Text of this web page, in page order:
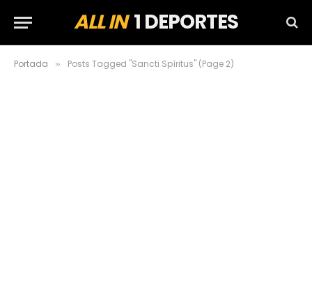
ALL IN1 DEPORTES
Portada » Posts Tagged "Sancti Spíritus" (Page 2)